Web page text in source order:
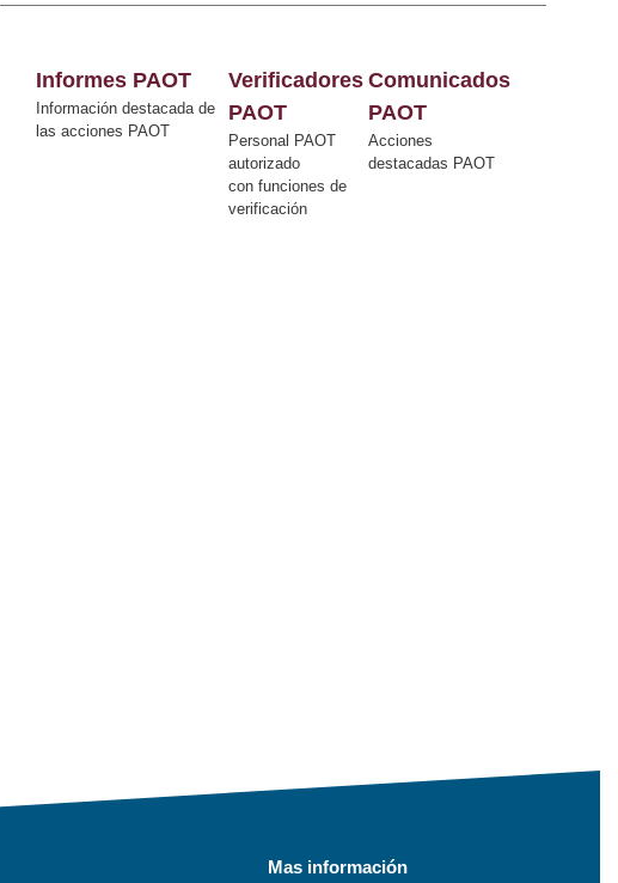
Informes PAOT
Información destacada de
las acciones PAOT
Verificadores
PAOT
Personal PAOT
autorizado
con funciones de
verificación
Comunicados
PAOT
Acciones
destacadas PAOT
Mas información